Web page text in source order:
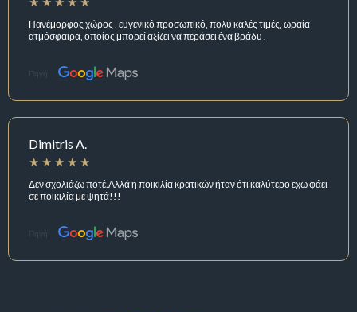
Πανέμορφος χώρος , ευγενικό προσωπικό, πολύ καλές τιμές, ωραία
ατμόσφαιρα, οποίος μπορεί αξίζει να περάσει ένα βράδυ .
Πηγή:
Dimitris A.
Δεν σχολιάζω ποτέ.Αλλά η ποικιλία κρατικών ήταν ότι καλύτερο εχω φάει
σε ποικιλία με ψητά!!!
Πηγή: